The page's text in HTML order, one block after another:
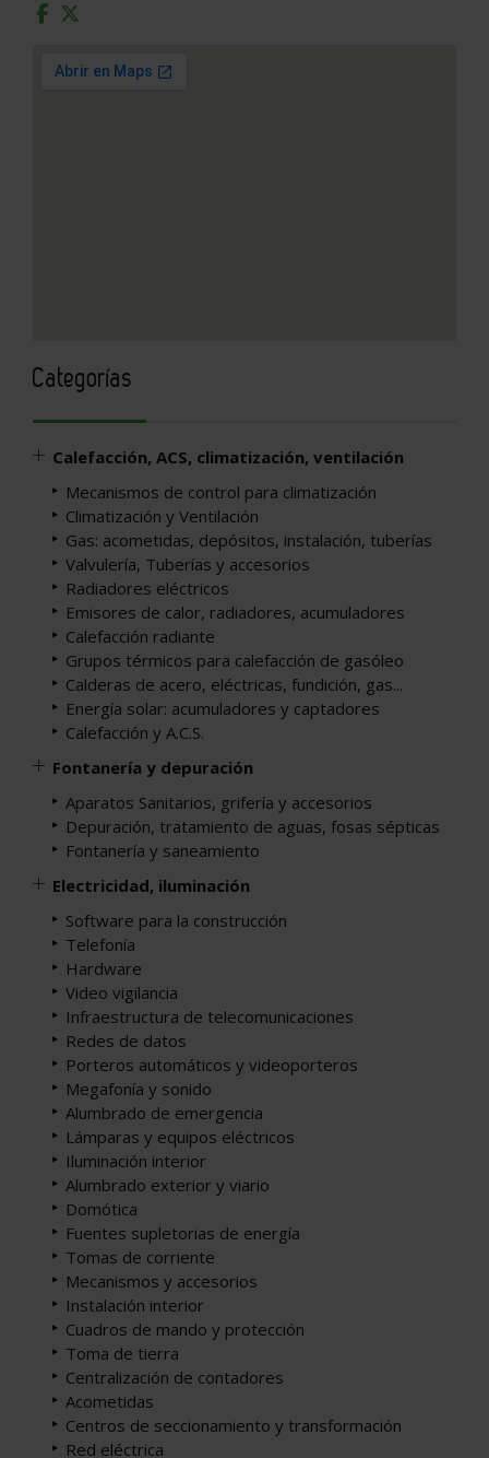
Categorías
Calefacción, ACS, climatización, ventilación
Mecanismos de control para climatización
Climatización y Ventilación
Gas: acometidas, depósitos, instalación, tuberías
Valvulería, Tuberías y accesorios
Radiadores eléctricos
Emisores de calor, radiadores, acumuladores
Calefacción radiante
Grupos térmicos para calefacción de gasóleo
Calderas de acero, eléctricas, fundición, gas...
Energía solar: acumuladores y captadores
Calefacción y A.C.S.
Fontanería y depuración
Aparatos Sanitarios, grifería y accesorios
Depuración, tratamiento de aguas, fosas sépticas
Fontanería y saneamiento
Electricidad, iluminación
Software para la construcción
Telefonía
Hardware
Video vigilancia
Infraestructura de telecomunicaciones
Redes de datos
Porteros automáticos y videoporteros
Megafonía y sonido
Alumbrado de emergencia
Lámparas y equipos eléctricos
Iluminación interior
Alumbrado exterior y viario
Domótica
Fuentes supletorias de energía
Tomas de corriente
Mecanismos y accesorios
Instalación interior
Cuadros de mando y protección
Toma de tierra
Centralización de contadores
Acometidas
Centros de seccionamiento y transformación
Red eléctrica